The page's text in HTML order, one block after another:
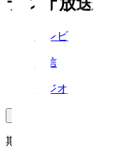
テレビ
配信
ラジオ
期間